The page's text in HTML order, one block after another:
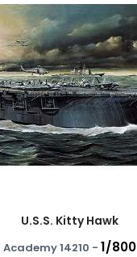
U.S.S. Kitty Hawk
Academy 14210 - 1/800